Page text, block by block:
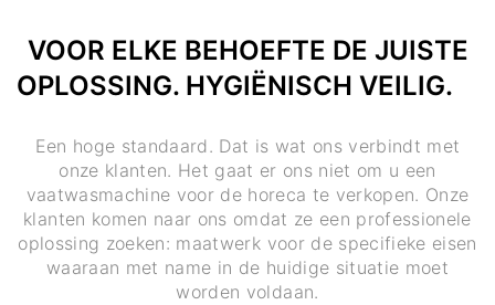
VOOR ELKE BEHOEFTE DE JUISTE
OPLOSSING. HYGIËNISCH VEILIG.
Een hoge standaard. Dat is wat ons verbindt met
onze klanten. Het gaat er ons niet om u een
vaatwasmachine voor de horeca te verkopen. Onze
klanten komen naar ons omdat ze een professionele
oplossing zoeken: maatwerk voor de specifieke eisen
waaraan met name in de huidige situatie moet
worden voldaan.